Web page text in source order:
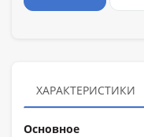
ХАРАКТЕРИСТИКИ
Основное